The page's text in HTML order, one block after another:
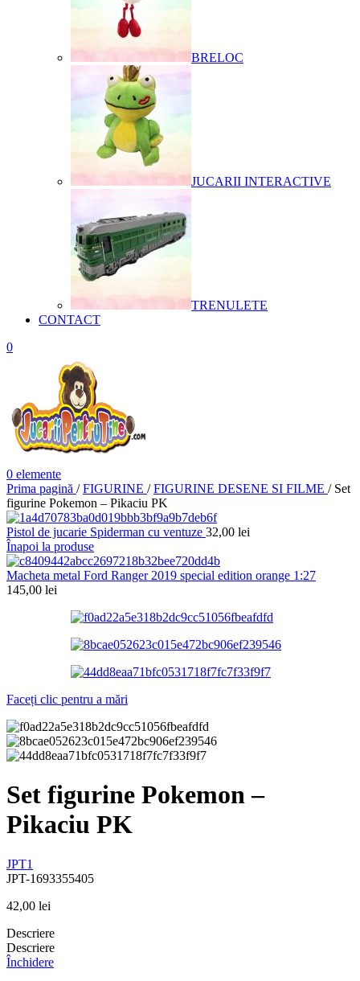
BRELOC
JUCARII INTERACTIVE
TRENULETE
CONTACT
0
0 elemente
Prima pagină / FIGURINE / FIGURINE DESENE SI FILME / Set
figurine Pokemon – Pikaciu PK
Pistol de jucarie Spiderman cu ventuze 32,00 lei
Înapoi la produse
Macheta metal Ford Ranger 2019 special edition orange 1:27
145,00 lei
Faceți clic pentru a mări
Set figurine Pokemon –
Pikaciu PK
JPT1
JPT-1693355405
42,00 lei
Descriere
Descriere
Închidere